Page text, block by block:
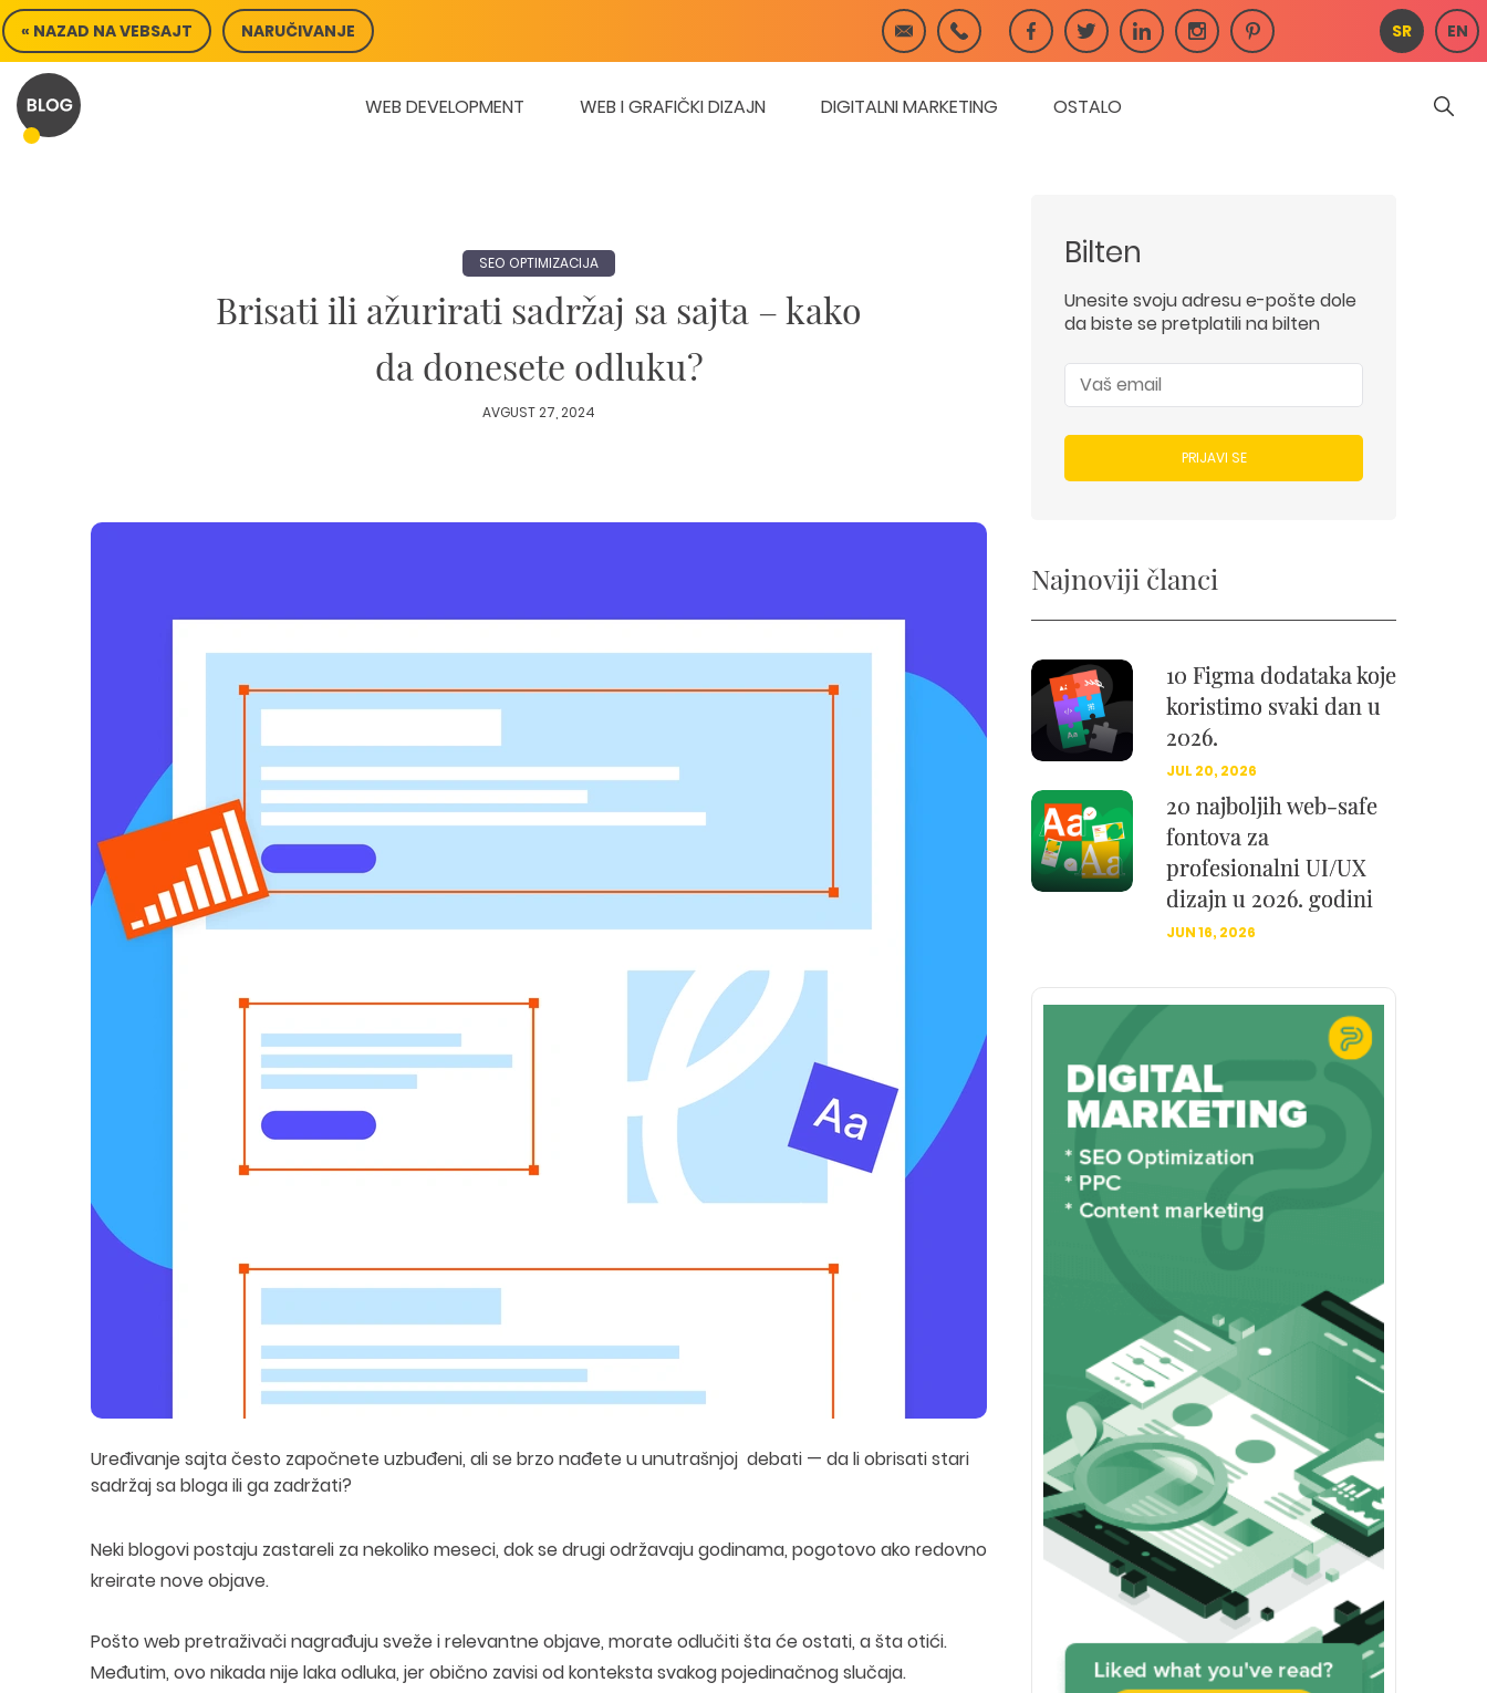
Skip
to
content
« NAZAD NA VEBSAJT NARUČIVANJE SR EN
WEB DEVELOPMENT WEB I GRAFIČKI DIZAJN DIGITALNI MARKETING OSTALO
SEO OPTIMIZACIJA
Brisati ili ažurirati sadržaj sa sajta – kako
da donesete odluku?
AVGUST 27, 2024
Uređivanje sajta često započnete uzbuđeni, ali se brzo nađete u unutrašnjoj debati — da li obrisati stari
sadržaj sa bloga ili ga zadržati?
Neki blogovi postaju zastareli za nekoliko meseci, dok se drugi održavaju godinama, pogotovo ako redovno
kreirate nove objave.
Pošto web pretraživači nagrađuju sveže i relevantne objave, morate odlučiti šta će ostati, a šta otići.
Međutim, ovo nikada nije laka odluka, jer obično zavisi od konteksta svakog pojedinačnog slučaja.
Bilten
Unesite svoju adresu e-pošte dole
da biste se pretplatili na bilten
PRIJAVI SE
Najnoviji članci
10 Figma dodataka koje
koristimo svaki dan u
2026.
JUL 20, 2026
20 najboljih web-safe
fontova za
profesionalni UI/UX
dizajn u 2026. godini
JUN 16, 2026